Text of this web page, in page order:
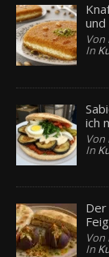
Von
In
ich
Von
In
Von
In